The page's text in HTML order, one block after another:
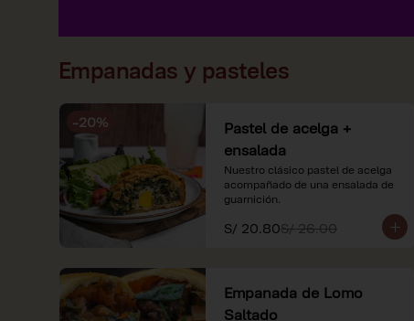
Empanadas y pasteles
-20%
Pastel de acelga +
ensalada
Nuestro clásico pastel de acelga
acompañado de una ensalada de
guarnición.
S/ 20.80S/ 26.00
Empanada de Lomo
Saltado